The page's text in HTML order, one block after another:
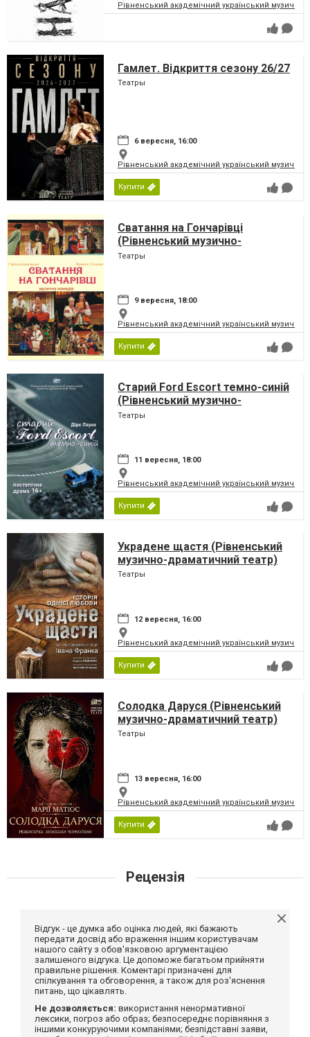
Рівненський академічний український музично-
Гамлет. Відкриття сезону 26/27
Театры
6 вересня, 16:00
Рівненський академічний український музично-
Купити
Сватання на Гончарівці
(Рівненський музично-
драматичний театр)
Театры
9 вересня, 18:00
Рівненський академічний український музично-
Купити
Старий Ford Escort темно-синій
(Рівненський музично-
драматичний театр)
Театры
11 вересня, 18:00
Рівненський академічний український музично-
Купити
Украдене щастя (Рівненський
музично-драматичний театр)
Театры
12 вересня, 16:00
Рівненський академічний український музично-
Купити
Солодка Даруся (Рівненський
музично-драматичний театр)
Театры
13 вересня, 16:00
Рівненський академічний український музично-
Купити
Рецензія
Відгук - це думка або оцінка людей, які бажають
передати досвід або враження іншим користувачам
нашого сайту з обов'язковою аргументацією
залишеного відгука. Це допоможе багатьом прийняти
правильне рішення. Коментарі призначені для
спілкування та обговорення, а також для роз'яснення
питань, що цікавлять.
Не дозволяється: використання ненормативної
лексики, погроз або образ; безпосереднє порівняння з
іншими конкуруючими компаніями; безпідставні заяви,